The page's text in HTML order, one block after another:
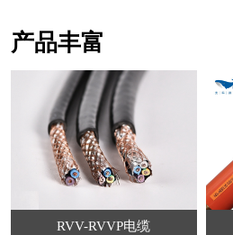
产品丰富
RVV-RVVP电缆